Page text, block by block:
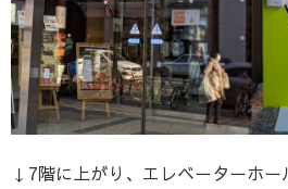
↓7階に上がり、エレベーターホー